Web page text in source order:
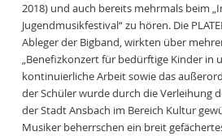
2018) und auch bereits mehrmals beim
Jugendmusikfestival“ zu hören. Die
Ableger der Bigband, wirkten über
„Benefizkonzert für bedürftige Kinder in
kontinuierliche Arbeit sowie das
der Schüler wurde durch die Verleihung
der Stadt Ansbach im Bereich Kultur
Musiker beherrschen ein breit